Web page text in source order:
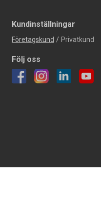
Kundinställningar
Företagskund / Privatkund
Följ oss